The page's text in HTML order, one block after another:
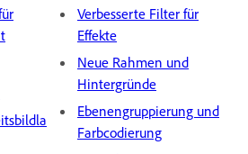
Verbesserte Filter für
Effekte
Neue Rahmen und
Hintergründe
Ebenengruppierung und
Farbcodierung